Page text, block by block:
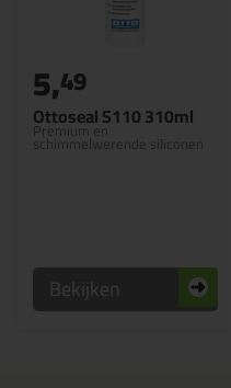
Ottoseal S110 310ml
Premium en
schimmelwerende siliconen
5,49
Bekijken